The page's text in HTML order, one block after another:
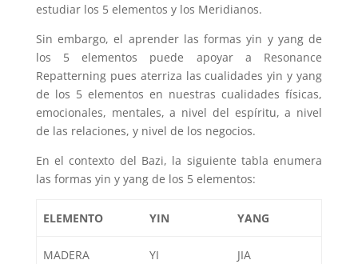
estudiar los 5 elementos y los Meridianos.
Sin embargo, el aprender las formas yin y yang de
los 5 elementos puede apoyar a Resonance
Repatterning pues aterriza las cualidades yin y yang
de los 5 elementos en nuestras cualidades físicas,
emocionales, mentales, a nivel del espíritu, a nivel
de las relaciones, y nivel de los negocios.
En el contexto del Bazi, la siguiente tabla enumera
las formas yin y yang de los 5 elementos:
ELEMENTO YIN YANG
MADERA YI JIA